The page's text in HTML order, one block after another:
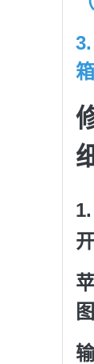
1.
开
图